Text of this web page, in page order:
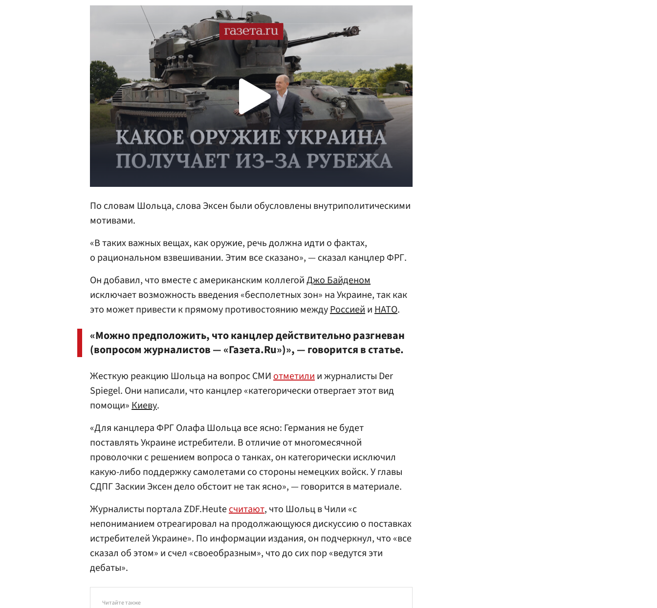
По словам Шольца, слова Эксен были обусловлены внутриполитическими
мотивами.
«В таких важных вещах, как оружие, речь должна идти о фактах,
о рациональном взвешивании. Этим все сказано», — сказал канцлер ФРГ.
Он добавил, что вместе с американским коллегойДжо Байденом
исключает возможность введения «бесполетных зон» на Украине, так как
это может привести к прямому противостоянию междуРоссиейиНАТО.
«Можно предположить, что канцлер действительно разгневан
(вопросом журналистов — «Газета.Ru»)», — говорится в статье.
Жесткую реакцию Шольца на вопрос СМИотметилии журналисты Der
Spiegel. Они написали, что канцлер «категорически отвергает этот вид
помощи»Киеву.
«Для канцлера ФРГ Олафа Шольца все ясно: Германия не будет
поставлять Украине истребители. В отличие от многомесячной
проволочки с решением вопроса о танках, он категорически исключил
какую-либо поддержку самолетами со стороны немецких войск. У главы
СДПГ Заскии Эксен дело обстоит не так ясно», — говорится в материале.
Журналисты портала ZDF.Heuteсчитают, что Шольц в Чили «с
непониманием отреагировал на продолжающуюся дискуссию о поставках
истребителей Украине». По информации издания, он подчеркнул, что «все
сказал об этом» и счел «своеобразным», что до сих пор «ведутся эти
дебаты».
Читайте также